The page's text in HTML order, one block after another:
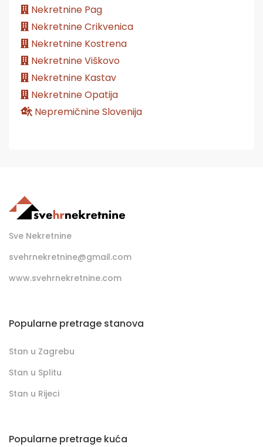
Nekretnine Pag
Nekretnine Crikvenica
Nekretnine Kostrena
Nekretnine Viškovo
Nekretnine Kastav
Nekretnine Opatija
Nepremičnine Slovenija
Sve Nekretnine
svehrnekretnine@gmail.com
www.svehrnekretnine.com
Popularne pretrage stanova
Stan u Zagrebu
Stan u Splitu
Stan u Rijeci
Popularne pretrage kuća